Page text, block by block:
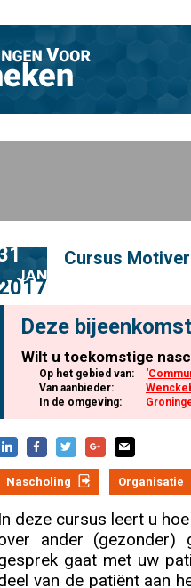
JAN
Cursus
Deze
Wilt u toekomstige
Op het gebied van: '
Van aanbieder:
In de omgeving:
Nascholing Organisatie
In deze cursus leert u
ander
gaat met uw
van de patiënt aan